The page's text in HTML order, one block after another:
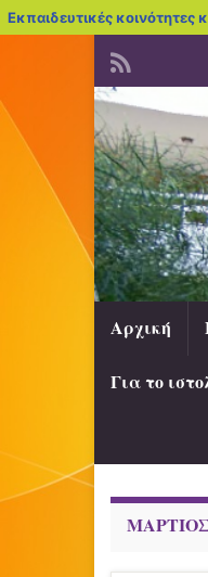
Εκπαιδευτικές κοινότητες
Αρχική
Για το
ΜΆΡΤΙΟΣ